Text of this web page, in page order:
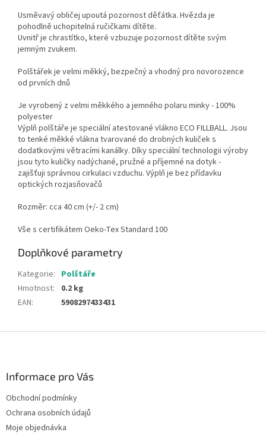
Usměvavý obličej upoutá pozornost děťátka. Hvězda je
pohodlně uchopitelná ručičkami dítěte.
Uvnitř je chrastítko, které vzbuzuje pozornost dítěte svým
jemným zvukem.
Polštářek je velmi měkký, bezpečný a vhodný pro novorozence
od prvních dnů
Je vyrobený z velmi měkkého a jemného polaru minky - 100%
polyester
Výplň polštáře je speciální atestované vlákno ECO FILLBALL. Jsou
to tenké měkké vlákna tvarované do drobných kuliček s
dodatkovými větracími kanálky. Díky speciální technologii výroby
jsou tyto kuličky nadýchané, pružné a příjemné na dotyk -
zajišťuji správnou cirkulaci vzduchu. Výplň je bez přídavku
optických rozjasňovačů
Rozměr: cca 40 cm (+/- 2 cm)
Vše s certifikátem Oeko-Tex Standard 100
Doplňkové parametry
Kategorie: Polštáře
Hmotnost:
0.2 kg
EAN: 5908297433431
Informace pro Vás
Obchodní podmínky
Ochrana osobních údajů
Moje objednávka